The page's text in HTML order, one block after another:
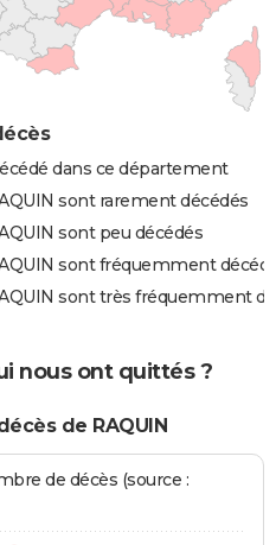
dans ce département
sont rarement décédés
sont peu décédés
sont fréquemment
sont très fréquemment
nous ont quittés ?
de RAQUIN
de décès (source :